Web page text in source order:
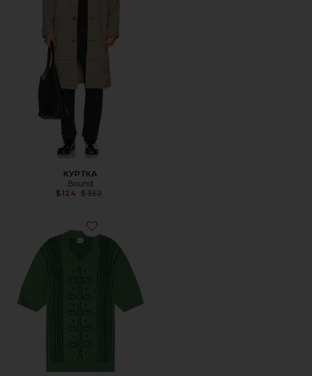
КУРТКА
Bound
$124
Previous price:
$352
Favorite ПОЛО